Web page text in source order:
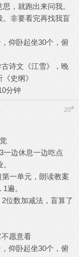
，就跑出来问我。
。非要看完再找我盲
仰卧起坐30个，俯
诗文《江雪》，晚
史纲》
分钟
20#
一边休息一边吃点
一单元，朗读教案
遍。
位数加减法，盲算了
愿意看
仰卧起坐30个，俯